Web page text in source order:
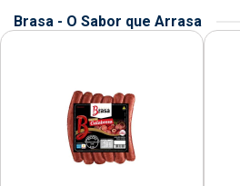
Brasa - O Sabor que Arrasa